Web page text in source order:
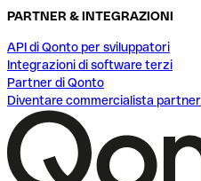
PARTNER & INTEGRAZIONI
API di Qonto per sviluppatori
Integrazioni di software terzi
Partner di Qonto
Diventare commercialista partner